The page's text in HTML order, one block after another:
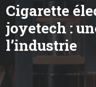
Cigarette
joyetech :
l’industrie